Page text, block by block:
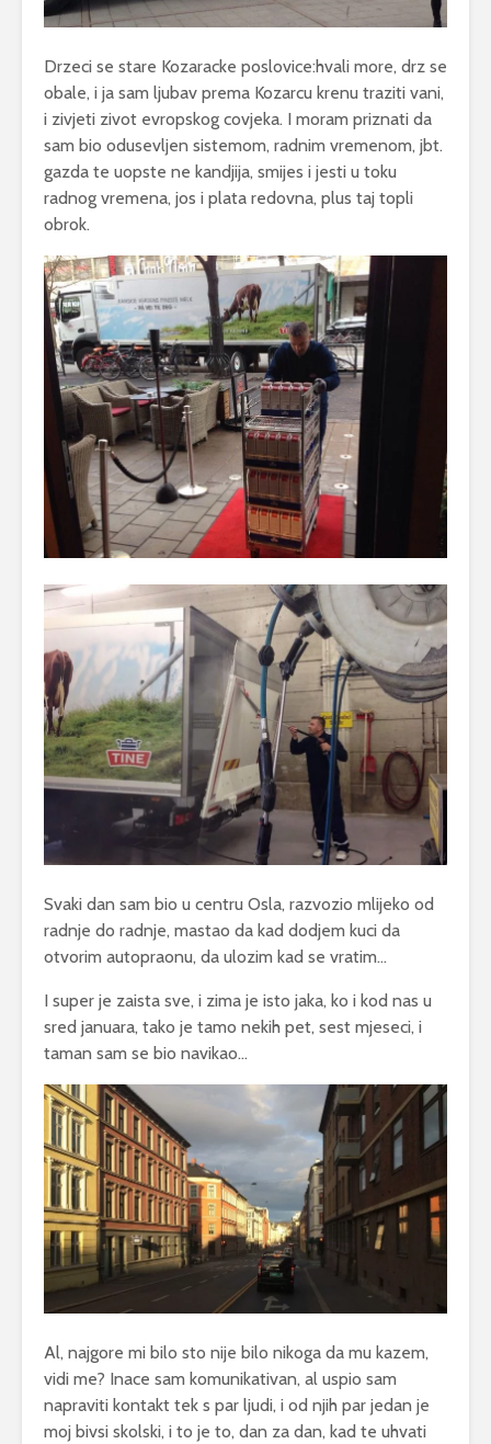
Drzeci se stare Kozaracke poslovice:hvali more, drz se
obale, i ja sam ljubav prema Kozarcu krenu traziti vani,
i zivjeti zivot evropskog covjeka. I moram priznati da
sam bio odusevljen sistemom, radnim vremenom, jbt.
gazda te uopste ne kandjija, smijes i jesti u toku
radnog vremena, jos i plata redovna, plus taj topli
obrok.
Svaki dan sam bio u centru Osla, razvozio mlijeko od
radnje do radnje, mastao da kad dodjem kuci da
otvorim autopraonu, da ulozim kad se vratim…
I super je zaista sve, i zima je isto jaka, ko i kod nas u
sred januara, tako je tamo nekih pet, sest mjeseci, i
taman sam se bio navikao…
Al, najgore mi bilo sto nije bilo nikoga da mu kazem,
vidi me? Inace sam komunikativan, al uspio sam
napraviti kontakt tek s par ljudi, i od njih par jedan je
moj bivsi skolski, i to je to, dan za dan, kad te uhvati